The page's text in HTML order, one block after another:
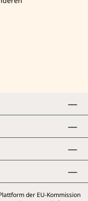
der EU-Kommission